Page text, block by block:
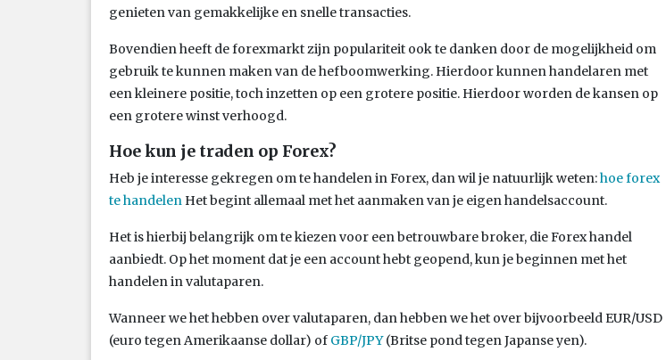
genieten van gemakkelijke en snelle transacties.
Bovendien heeft de forexmarkt zijn populariteit ook te danken door de mogelijkheid om
gebruik te kunnen maken van de hefboomwerking. Hierdoor kunnen handelaren met
een kleinere positie, toch inzetten op een grotere positie. Hierdoor worden de kansen op
een grotere winst verhoogd.
Hoe kun je traden op Forex?
Heb je interesse gekregen om te handelen in Forex, dan wil je natuurlijk weten:hoe forex
te handelen Het begint allemaal met het aanmaken van je eigen handelsaccount.
Het is hierbij belangrijk om te kiezen voor een betrouwbare broker, die Forex handel
aanbiedt. Op het moment dat je een account hebt geopend, kun je beginnen met het
handelen in valutaparen.
Wanneer we het hebben over valutaparen, dan hebben we het over bijvoorbeeld EUR/USD
(euro tegen Amerikaanse dollar) of GBP/JPY(Britse pond tegen Japanse yen).